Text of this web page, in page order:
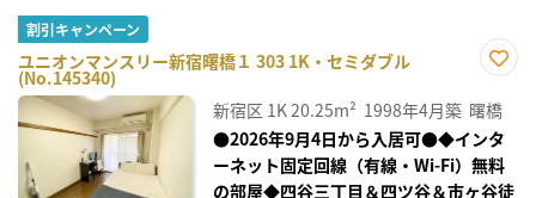
割引キャンペーン
ユニオンマンスリー新宿曙橋１ 303 1K・セミダブル
(No.145340)
に入
り登
録
新宿区 1K20.25m² 1998年4月築 曙橋
●2026年9月4日から入居可●◆インタ
ーネット固定回線（有線・Wi-Fi）無料
の部屋◆四谷三丁目＆四ツ谷＆市ヶ谷徒